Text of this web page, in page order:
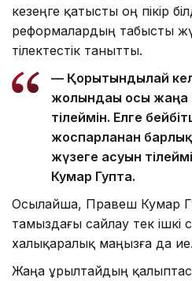
кезеңге қатысты оң пікір
реформалардың табысты
тілектестік танытты.
— Қорытындылай
жолындағы осы жаңа
тілеймін. Елге
жоспарланған
жүзеге асуын
Кумар Гупта.
Осылайша, Правеш Кумар
тамыздағы сайлау тек ішкі
халықаралық маңызға да ие.
Жаңа Құрылтайдың